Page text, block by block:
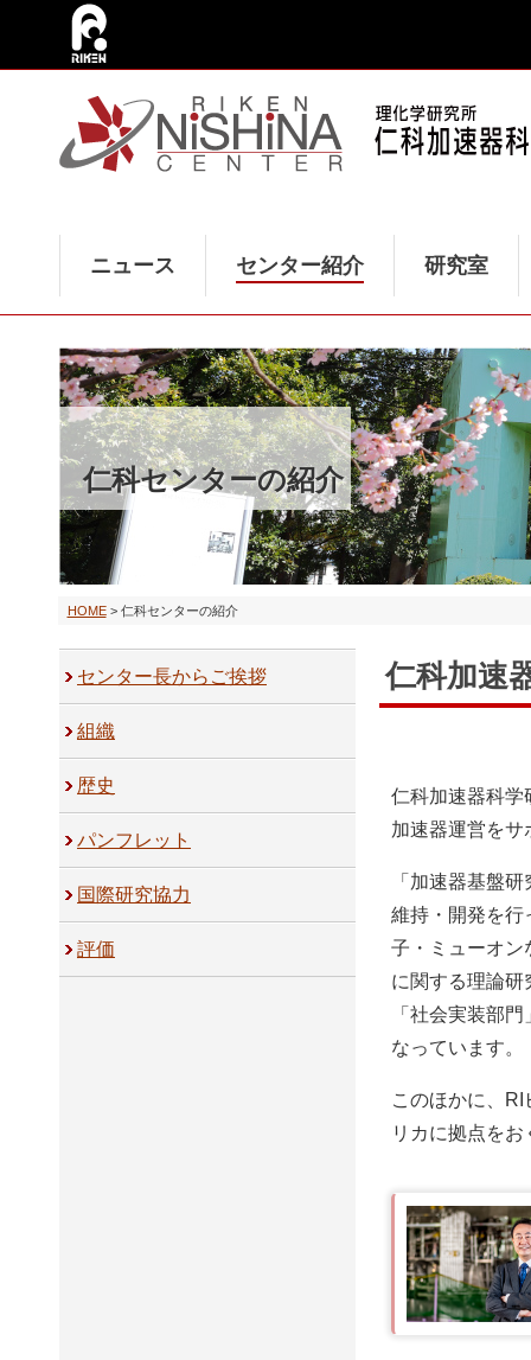
ニュース センター紹介 研究室
仁科センターの紹介
HOME> 仁科センターの紹介
センター長からご挨拶
組織
歴史
パンフレット
国際研究協力
評価
仁科加速
仁科加速器科学
加速器運営をサ
「加速器基盤
維持・開発を行
子・ミューオン
に関する理論研
「社会実装部
なっています。
このほかに、
リカに拠点を